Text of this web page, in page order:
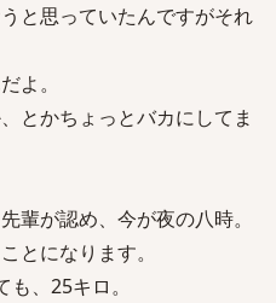
と思っていたんですがそれ
よ。
とかちょっとバカにしてま
輩が認め、今が夜の八時。
とになります。
、25キロ。